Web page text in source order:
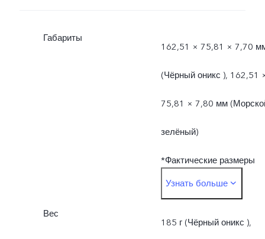
Габариты
162,51 × 75,81 × 7,70
(Чёрный оникс ), 162,51
75,81 × 7,80 мм
зелёный)
*Фактические размеры
могут отличаться в
зависимости от различий
Узнать больше
Вес
185 г (Чёрный оникс ),